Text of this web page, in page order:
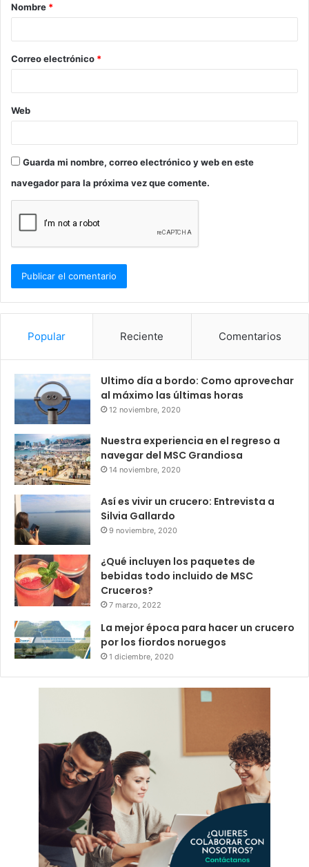
r
*
Nombre *
Correo electrónico *
Web
Guarda mi nombre, correo electrónico y web en este
navegador para la próxima vez que comente.
Popular Reciente Comentarios
Ultimo día a bordo: Como aprovechar
al máximo las últimas horas
12 noviembre, 2020
Nuestra experiencia en el regreso a
navegar del MSC Grandiosa
14 noviembre, 2020
Así es vivir un crucero: Entrevista a
Silvia Gallardo
9 noviembre, 2020
¿Qué incluyen los paquetes de
bebidas todo incluido de MSC
Cruceros?
7 marzo, 2022
La mejor época para hacer un crucero
por los fiordos noruegos
1 diciembre, 2020